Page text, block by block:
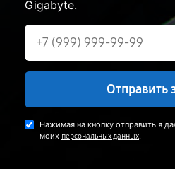
Gigabyte.
Отправить
Нажимая на кнопку отправить я
моих персональных данных.